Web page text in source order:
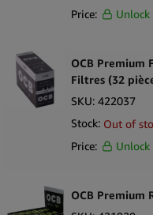
Price:
Unlock
OCB Premium
Filtres (32
SKU: 422037
Stock: Out of
Price:
Unlock
OCB Premium